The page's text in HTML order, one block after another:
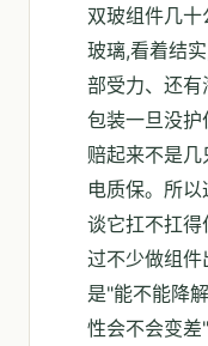
双玻组件几
玻璃,看着结
部受力、还有
包装一旦没护
赔起来不是
电质保。所
谈它扛不扛得
过不少做组
是"能不能降
性会不会变